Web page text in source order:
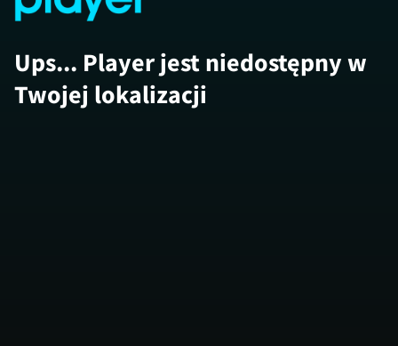
Ups... Player jest niedostępny w
Twojej lokalizacji